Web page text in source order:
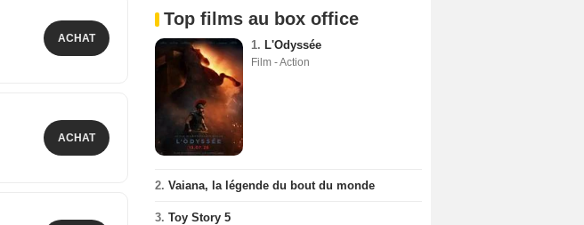
ACHAT
ACHAT
Top films au box office
1. L'Odyssée
Film - Action
2. Vaiana, la légende du bout du monde
3. Toy Story 5